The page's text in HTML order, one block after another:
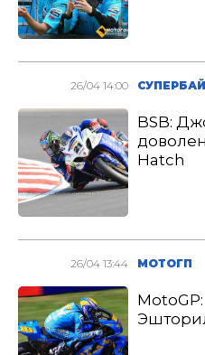
26/04 14:00
BSB:
Hatch
26/04 13:44 МОТОГП